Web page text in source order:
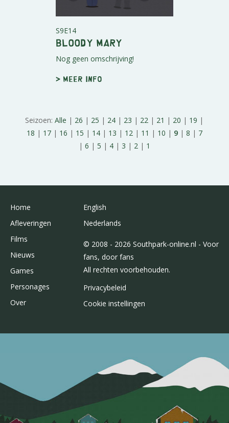
S9E14
Bloody Mary
Nog geen omschrijving!
> Meer info
Seizoen:Alle | 26 | 25 | 24 | 23 | 22 | 21 | 20 | 19 |
18 | 17 | 16 | 15 | 14 | 13 | 12 | 11 | 10 | 9 | 8 | 7
| 6 | 5 | 4 | 3 | 2 | 1
Home
Afleveringen
Films
Nieuws
Games
Personages
Over
English
Nederlands
© 2008 - 2026 Southpark-online.nl - Voor
fans, door fans
All rechten voorbehouden.
Privacybeleid
Cookie instellingen